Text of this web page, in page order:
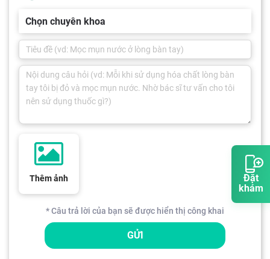
Đặt
khám
Chọn chuyên khoa
Thêm ảnh
* Câu trả lời của bạn sẽ được hiển thị công khai
GỬI